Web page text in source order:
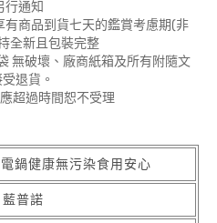
行通知
商品到貨七天的鑑賞考慮期(非
全新且包裝完整
無破壞、廠商紙箱及所有附隨文
退貨。
超過時間恕不受理
鍋健康無污染食用安心
藍普諾